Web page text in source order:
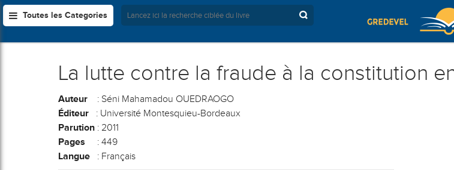
Toutes les Categories
La lutte contre la fraude à la constitution
Auteur : Séni Mahamadou OUEDRAOGO
Éditeur : Université Montesquieu-Bordeaux
Parution : 2011
Pages : 449
Langue : Français